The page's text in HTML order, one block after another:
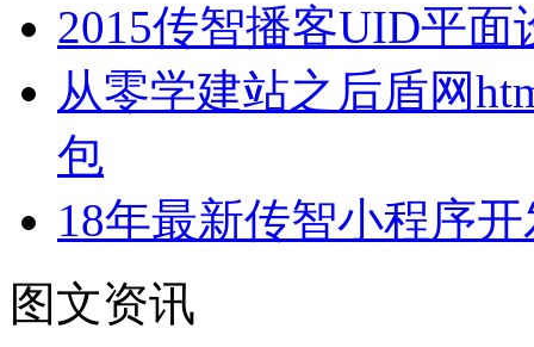
2015传智播客UID平
从零学建站之后盾网
包
18年最新传智小程序
图文资讯